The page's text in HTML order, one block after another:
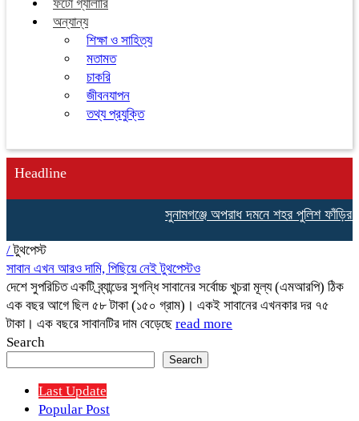
ফটো গ্যালারি
অন্যান্য
শিক্ষা ও সাহিত্য
মতামত
চাকরি
জীবনযাপন
তথ্য প্রযুক্তি
Headline
সুনামগঞ্জে অপরাধ দমনে শহর পুলিশ ফাঁড়ির
/টুথপেস্ট
সাবান এখন আরও দামি, পিছিয়ে নেই টুথপেস্টও
দেশে সুপরিচিত একটি ব্র্যান্ডের সুগন্ধি সাবানের সর্বোচ্চ খুচরা মূল্য (এমআরপি) ঠিক
এক বছর আগে ছিল ৫৮ টাকা (১৫০ গ্রাম)। একই সাবানের এখনকার দর ৭৫
টাকা। এক বছরে সাবানটির দাম বেড়েছে read more
Search
Search
Last Update
Popular Post